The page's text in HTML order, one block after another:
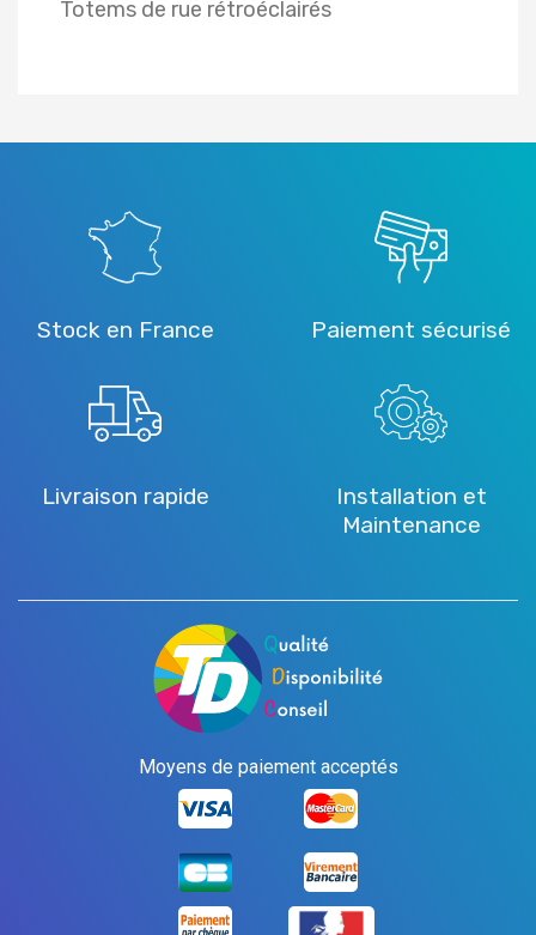
Totems de rue rétroéclairés
Stock en France Paiement sécurisé
Livraison rapide
Installation et
Maintenance
Moyens de paiement acceptés